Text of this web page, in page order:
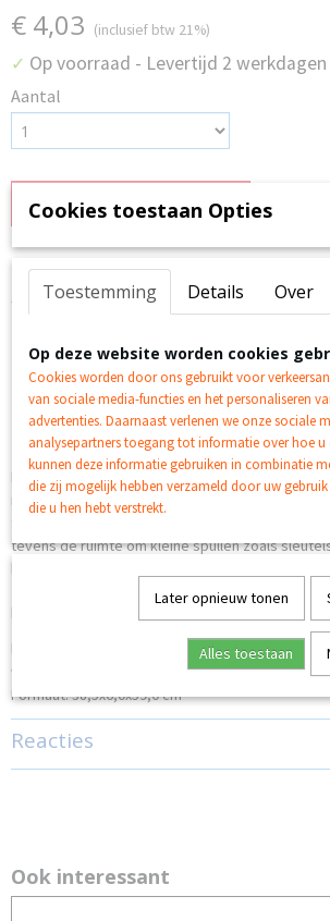
€ 4,03 (inclusief btw 21%)
✓ Op voorraad - Levertijd 2 werkdagen
Aantal
IN WINKELWAGEN
Specificaties
EAN code
Productcode leverancier
106748
Omschrijving
Esschert Design Opvouwbare
hond 39 x 6 x 49 cm polyester
De ruime boodschappentas is in klein formaat te
makkelijk mee te nemen in de bijgeleverde
tevens de ruimte om kleine spullen zoals
bergen.
waterafstotend
Formaat: 38,5x6,0x59,0 cm
Reacties
Ook interessant
Cookies toestaan Opties
Toestemming Details Over
Op deze website worden cookies
Cookies worden door ons gebruikt voor
van sociale media-functies en het personaliseren
advertenties. Daarnaast verlenen we onze sociale
analysepartners toegang tot informatie over hoe u
kunnen deze informatie gebruiken in combinatie
die zij mogelijk hebben verzameld door uw
die u hen hebt verstrekt.
Later opnieuw tonen
Alles toestaan